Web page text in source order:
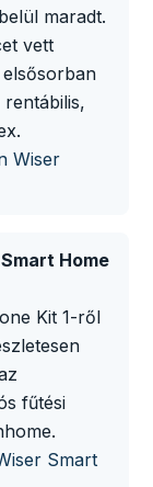
maradt.
vett
Wiser
Home
Kit 1-ről
fűtési
Smart